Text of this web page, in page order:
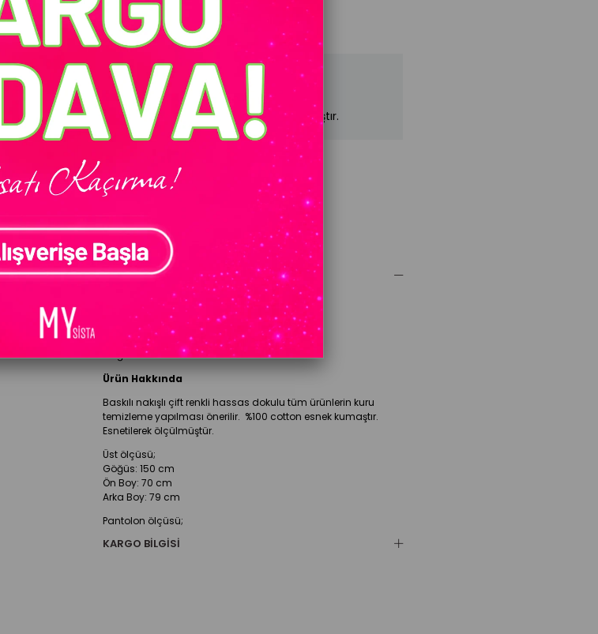
₺1.299,90
Ürün stoklarımızda kalmamıştır.
Standart (36-48)
Gelince Haber Ver
ÜRÜN ÖZELLIKLERI
Model Bilgileri
Modelin Ölçüleri:
Boy:
1.65 cm Kilo: 50 kg
Göğüs: 90 cm Bel: 70 cm Basen: 93 cm
Ürün Hakkında
Baskılı nakışlı çift renkli hassas dokulu tüm ürünlerin kuru
temizleme yapılması önerilir. %100 cotton esnek kumaştır.
Esnetilerek ölçülmüştür.
Üst ölçüsü;
Göğüs: 150 cm
Ön Boy: 70 cm
Arka Boy: 79 cm
Pantolon ölçüsü;
Bel: 132 cm
Basen: 180 cm
KARGO BILGISI